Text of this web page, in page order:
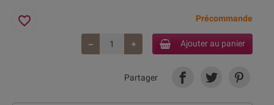
Précommande
Ajouter au panier
favorite_border
Partager